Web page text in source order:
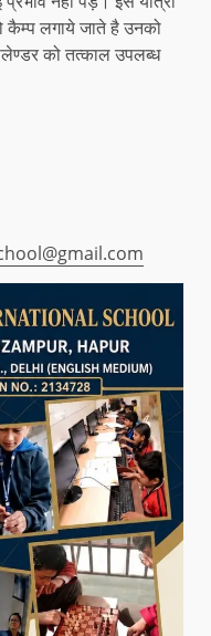
कैम्प लगाये जाते है उनको
को तत्काल उपलब्ध